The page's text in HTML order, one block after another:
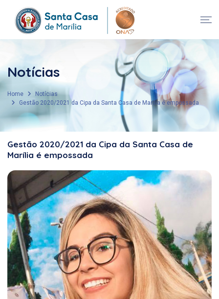
Notícias
Home
Notícias
Gestão 2020/2021 da Cipa da Santa Casa de Marília é empossada
Gestão 2020/2021 da Cipa da Santa Casa de
Marília é empossada